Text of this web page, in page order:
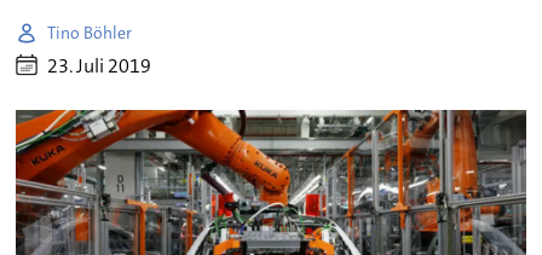
Tino Böhler
23. Juli 2019